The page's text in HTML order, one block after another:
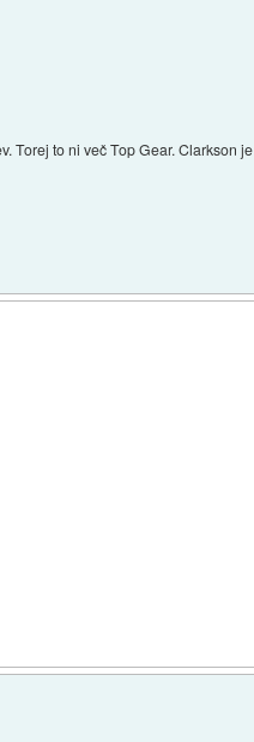
Torej to ni več Top Gear. Clarkson je